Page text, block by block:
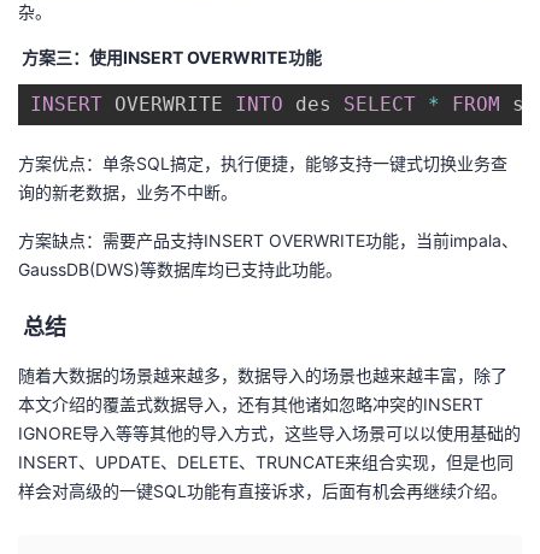
杂。
方案三：使用INSERT OVERWRITE功能
INSERT OVERWRITE INTO des SELECT * FROM
方案优点：单条SQL搞定，执行便捷，能够支持一键式切换业务查
询的新老数据，业务不中断。
方案缺点：需要产品支持INSERT OVERWRITE功能，当前impala、
GaussDB(DWS)等数据库均已支持此功能。
总结
随着大数据的场景越来越多，数据导入的场景也越来越丰富，除了
本文介绍的覆盖式数据导入，还有其他诸如忽略冲突的INSERT
IGNORE导入等等其他的导入方式，这些导入场景可以以使用基础的
INSERT、UPDATE、DELETE、TRUNCATE来组合实现，但是也同
样会对高级的一键SQL功能有直接诉求，后面有机会再继续介绍。